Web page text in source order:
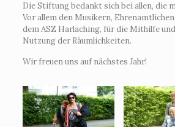
Die Stiftung bedankt sich bei allen, die
Vor allem den Musikern,
dem ASZ Harlaching, für die Mithilfe
Nutzung der Räumlichkeiten.
Wir freuen uns auf nächstes Jahr!